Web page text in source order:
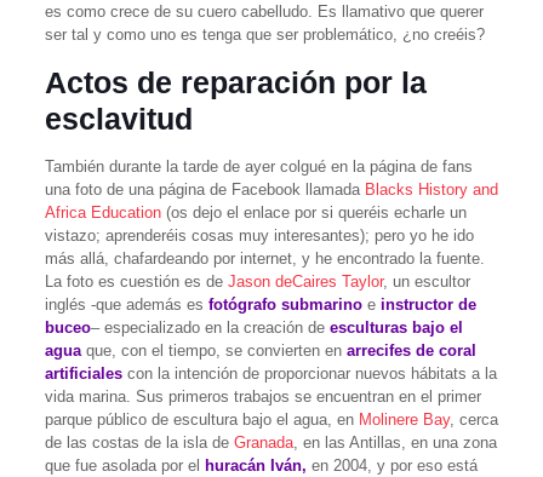
es como crece de su cuero cabelludo. Es llamativo que querer
ser tal y como uno es tenga que ser problemático, ¿no creéis?
Actos de reparación por la
esclavitud
También durante la tarde de ayer colgué en la página de fans
una foto de una página de Facebook llamada Blacks History and
Africa Education(os dejo el enlace por si queréis echarle un
vistazo; aprenderéis cosas muy interesantes); pero yo he ido
más allá, chafardeando por internet, y he encontrado la fuente.
La foto es cuestión es de Jason deCaires Taylor, un escultor
inglés -que además es fotógrafo submarino e instructor de
buceo– especializado en la creación de esculturas bajo el
aguaque, con el tiempo, se convierten en arrecifes de coral
artificiales con la intención de proporcionar nuevos hábitats a la
vida marina. Sus primeros trabajos se encuentran en el primer
parque público de escultura bajo el agua, en Molinere Bay, cerca
de las costas de la isla de Granada, en las Antillas, en una zona
que fue asolada por el huracán Iván, en 2004, y por eso está